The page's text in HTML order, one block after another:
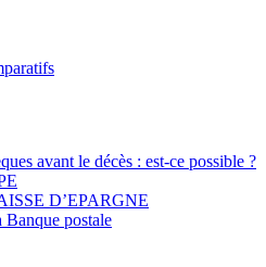
avant le décès : est-ce possible ?
D’EPARGNE
Banque postale